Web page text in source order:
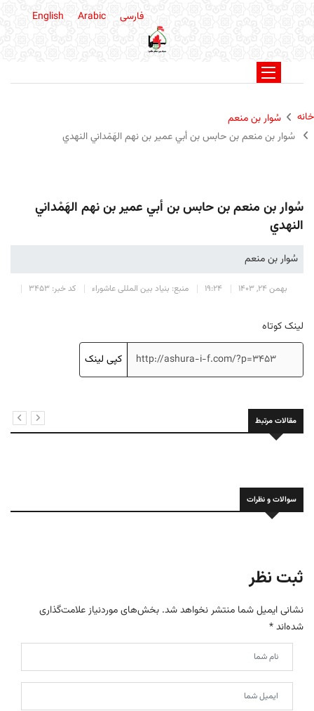
فارسی English Arabic
خانه
سُوار بن منعم
سُوار بن منعم بن حابس بن أبي عمير بن نهم الهَمْداني النهدي
سُوار بن منعم بن حابس بن أبي عمير بن نهم الهَمْداني
النهدي
سُوار بن منعم
بهمن 24, 1403 19:24 منبع: بنیاد بین المللی عاشوراء کد خبر: 3453
لینک کوتاه
کپی لینک
مقالات مرتبط
سوالات و نظرات
ثبت نظر
نشانی ایمیل شما منتشر نخواهد شد. بخش‌های موردنیاز علامت‌گذاری
شده‌اند*